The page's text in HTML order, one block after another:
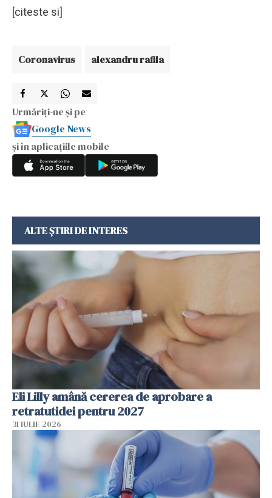
[citeste si]
Coronavirus alexandru rafila
Urmăriți-ne și pe
Google News
și în aplicațiile mobile
ALTE ȘTIRI DE INTERES
Eli Lilly amână cererea de aprobare a
retratutidei pentru 2027
31 IULIE 2026